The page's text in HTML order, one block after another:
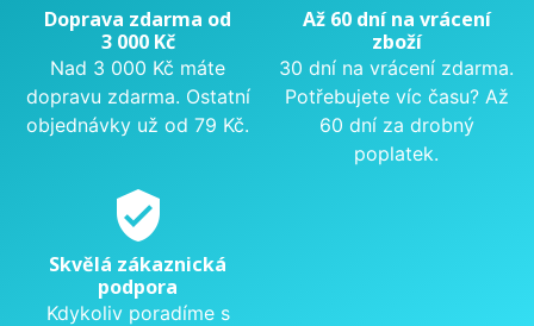
Doprava zdarma od
3 000 Kč
Nad 3 000 Kč máte
dopravu zdarma. Ostatní
objednávky už od 79 Kč.
Až 60 dní na vrácení
zboží
30 dní na vrácení zdarma.
Potřebujete víc času? Až
60 dní za drobný
poplatek.
verified_user
Skvělá zákaznická
podpora
Kdykoliv poradíme s